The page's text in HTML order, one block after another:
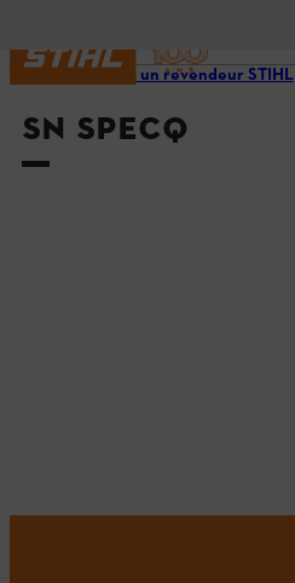
Trouvez un revendeur STIHL
SN SPECQ